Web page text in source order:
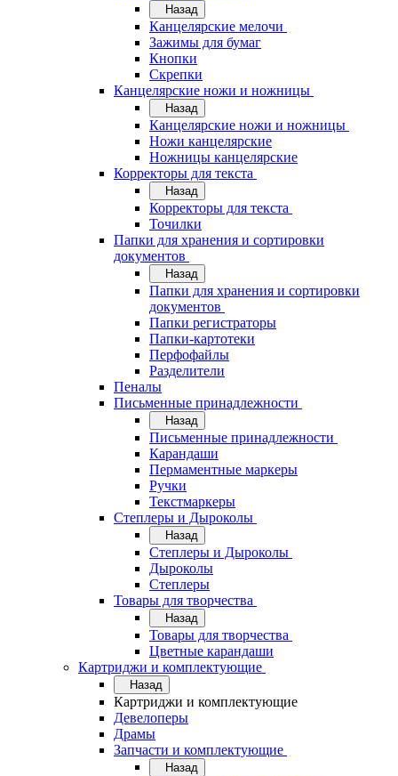
Назад
Канцелярские мелочи
Зажимы для бумаг
Кнопки
Скрепки
Канцелярские ножи и ножницы
Назад
Канцелярские ножи и ножницы
Ножи канцелярские
Ножницы канцелярские
Корректоры для текста
Назад
Корректоры для текста
Точилки
Папки для хранения и сортировки
документов
Назад
Папки для хранения и сортировки
документов
Папки регистраторы
Папки-картотеки
Перфофайлы
Разделители
Пеналы
Письменные принадлежности
Назад
Письменные принадлежности
Карандаши
Пермаментные маркеры
Ручки
Текстмаркеры
Степлеры и Дыроколы
Назад
Степлеры и Дыроколы
Дыроколы
Степлеры
Товары для творчества
Назад
Товары для творчества
Цветные карандаши
Картриджи и комплектующие
Назад
Картриджи и комплектующие
Девелоперы
Драмы
Запчасти и комплектующие
Назад